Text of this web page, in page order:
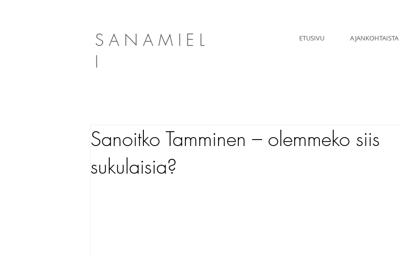
SANAMIEL
I
ETUSIVU AJANKOHTAISTA
Sanoitko Tamminen – olemmeko siis
sukulaisia?